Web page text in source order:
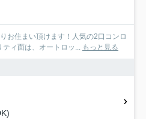
お住まい頂けます！人気の2口コンロ
ィ面は、オートロッ... もっと見る